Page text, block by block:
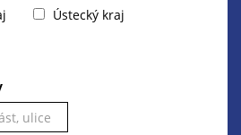
Ústecký kraj